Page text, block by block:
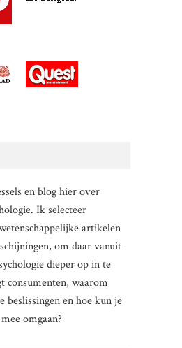
en blog hier over
Ik selecteer
artikelen
om daar vanuit
dieper op in te
consumenten, waarom
beslissingen en hoe kun je
omgaan?